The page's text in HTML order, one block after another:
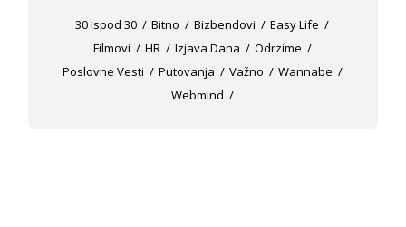
30 Ispod 30 Bitno Bizbendovi
Easy Life
Filmovi
HR Izjava Dana
Odrzime
Poslovne Vesti
Putovanja Važno
Wannabe
Webmind